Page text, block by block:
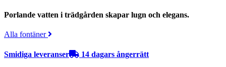
Porlande vatten i trädgården skapar lugn och elegans.
Alla fontäner
Smidiga leveranser 14 dagars ångerrätt